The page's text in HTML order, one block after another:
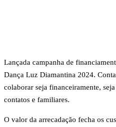
Lançada campanha de
Dança Luz Diamantina 2024.
colaborar seja financeiramente,
contatos e familiares.
O valor da arrecadação fecha os